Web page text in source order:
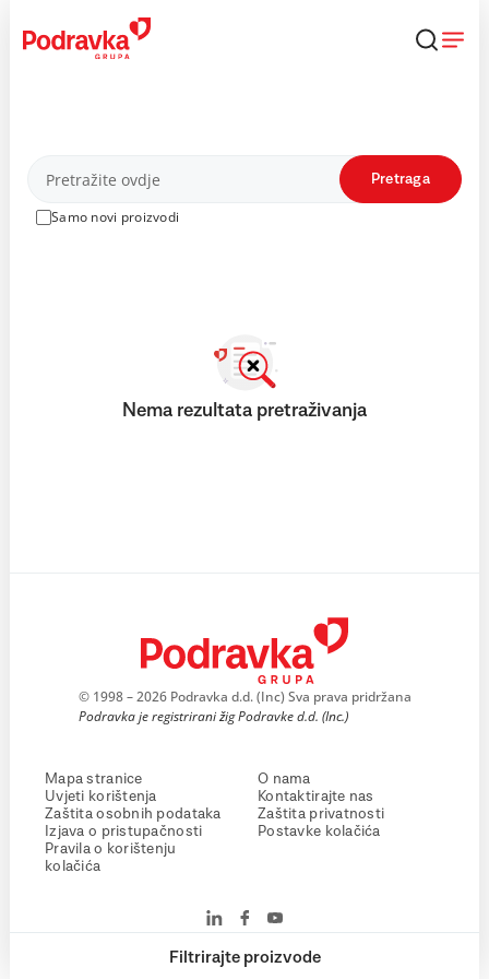
content
Proizvodi
Samo novi proizvodi
Pretraga
Filtrirajte proizvode
Nema rezultata pretraživanja
© 1998 – 2026 Podravka d.d. (Inc) Sva prava pridržana
Podravka je registrirani žig Podravke d.d. (Inc.)
Mapa stranice
Uvjeti korištenja
Zaštita osobnih podataka
Izjava o pristupačnosti
Pravila o korištenju
kolačića
O nama
Kontaktirajte nas
Zaštita privatnosti
Postavke kolačića